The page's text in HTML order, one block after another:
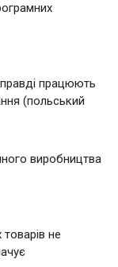
працюють
(польський
виробництва
не